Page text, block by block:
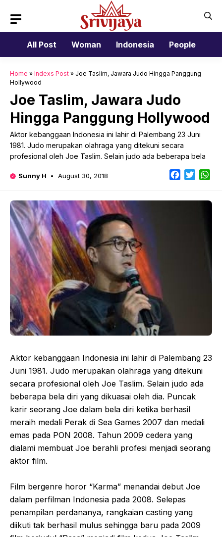
content
All Post
Woman Indonesia People
Home » Indexs Post » Joe Taslim, Jawara Judo Hingga Panggung
Hollywood
Joe Taslim, Jawara Judo
Hingga Panggung Hollywood
Aktor kebanggaan Indonesia ini lahir di Palembang 23 Juni
1981. Judo merupakan olahraga yang ditekuni secara
profesional oleh Joe Taslim. Selain judo ada beberapa bela
Sunny H August 30, 2018 Facebook
Twitter
Aktor kebanggaan Indonesia ini lahir di Palembang 23
Juni 1981. Judo merupakan olahraga yang ditekuni
secara profesional oleh Joe Taslim. Selain judo ada
beberapa bela diri yang dikuasai oleh dia. Puncak
karir seorang Joe dalam bela diri ketika berhasil
meraih medali Perak di Sea Games 2007 dan medali
emas pada PON 2008. Tahun 2009 cedera yang
dialami membuat Joe berahli profesi menjadi seorang
aktor film.
Film bergenre horor “Karma” menandai debut Joe
dalam perfilman Indonesia pada 2008. Selepas
penampilan perdananya, rangkaian casting yang
diikuti tak berhasil mulus sehingga baru pada 2009